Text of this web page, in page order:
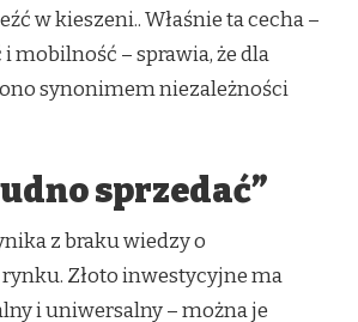
w kieszeni.. Właśnie ta cecha –
mobilność – sprawia, że dla
synonimem niezależności
sprzedać”
z braku wiedzy o
Złoto inwestycyjne ma
i uniwersalny – można je